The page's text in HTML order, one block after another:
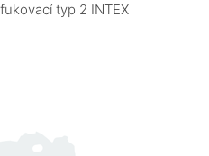
typ 2 INTEX